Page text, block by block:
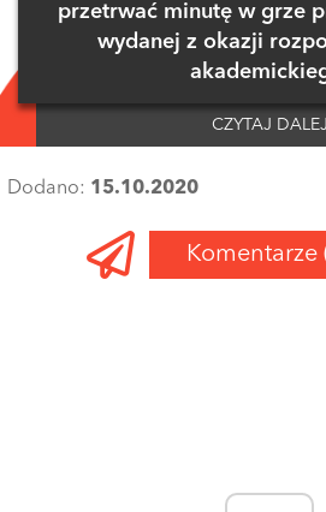
przetrwać minutę w grze
wydanej z okazji
CZYTAJ DALEJ
Dodano: 15.10.2020
Komentarze